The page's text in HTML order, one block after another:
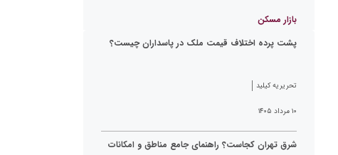
بازار مسکن
پشت پرده اختلاف قیمت ملک در پاسداران چیست؟
تحریریه کیلید
۱۰ مرداد ۱۴۰۵
شرق تهران کجاست؟ راهنمای جامع مناطق و امکانات